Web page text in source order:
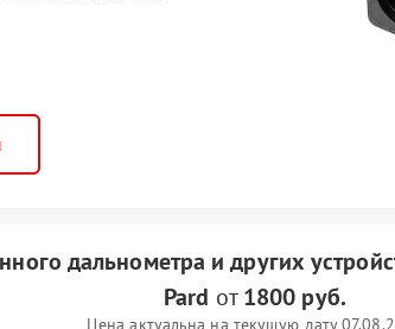
дальнометра и других
Pard от1800 руб.
Цена актуальна на текущую дату